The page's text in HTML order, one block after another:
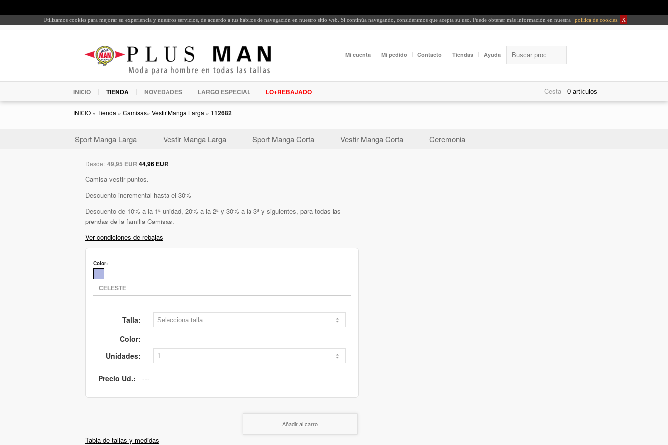
Utilizamos cookies para mejorar su experiencia y nuestros servicios, de acuerdo a tus hábitos de navegación en nuestro sitio web. Si continúa navegando, consideramos que acepta su uso. Puede obtener más información en nuestra política de cookies X
Mi cuenta Mi pedido Contacto Tiendas Ayuda
INICIO TIENDA NOVEDADES LARGO ESPECIAL LO+REBAJADO Cesta -
INICIO » Tienda » Camisas» Vestir Manga Larga » 112682
Sport Manga Larga Vestir Manga Larga Sport Manga Corta Vestir Manga Corta Ceremonia
Desde: 49,95 EUR44,96 EUR
Camisa vestir puntos.
Descuento incremental hasta el 30%
Descuento de 10% a la 1ª unidad, 20% a la 2ª y 30% a la 3ª y siguientes, para todas las
prendas de la familia Camisas.
Ver condiciones de rebajas
Color:
Talla:
Color:
Unidades:
Precio Ud.:
Añadir al carro
Tabla de tallas y medidas